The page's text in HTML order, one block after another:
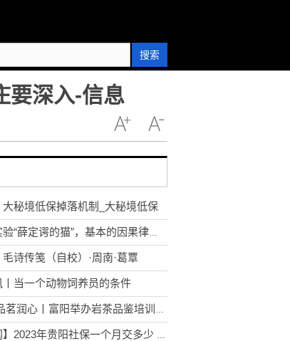
搜索
要深入-信息
秘境低保掉落机制_大秘境低保
解读思想实验“薛定谔的猫”，基本的因果律也不存在了！
诗传笺（自校）·周南·葛覃
当一个动物饲养员的条件
岩骨花香 品茗润心丨富阳举办岩茶品鉴培训会|焦点播报
【环球热闻】2023年贵阳社保一个月交多少 2023贵阳个人社保缴纳需要多少钱